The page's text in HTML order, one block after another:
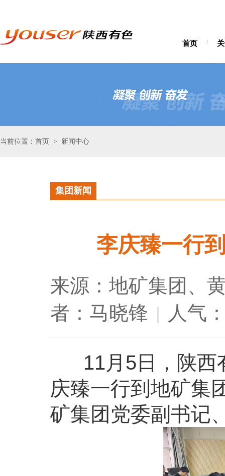
首页 /
当前位置：首页 > 新闻中心
集团新闻
李庆臻一行
来源：地矿集团、
者：马晓锋 | 人气
11月5日，陕西
庆臻一行到地矿集
矿集团党委副书记